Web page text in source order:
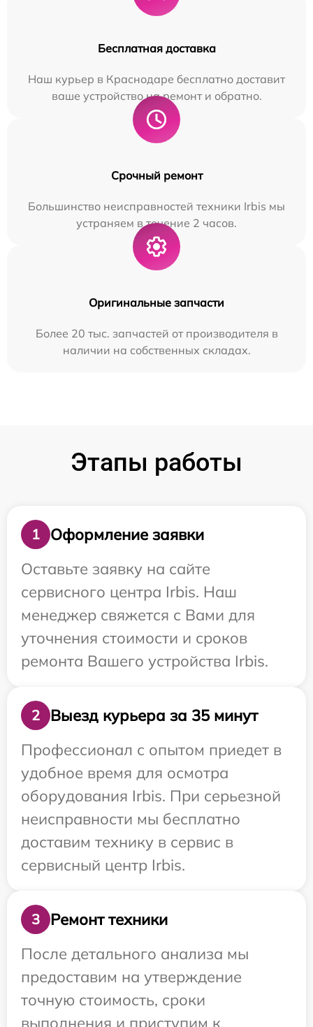
Бесплатная доставка
Наш курьер в Краснодаре бесплатно доставит
ваше устройство на ремонт и обратно.
Срочный ремонт
Большинство неисправностей техники Irbis мы
устраняем в течение 2 часов.
Оригинальные запчасти
Более 20 тыс. запчастей от производителя в
наличии на собственных складах.
Этапы работы
1
Оформление заявки
Оставьте заявку на сайте
сервисного центра Irbis. Наш
менеджер свяжется с Вами для
уточнения стоимости и сроков
ремонта Вашего устройства Irbis.
2
Выезд курьера за 35 минут
Профессионал с опытом приедет в
удобное время для осмотра
оборудования Irbis. При серьезной
неисправности мы бесплатно
доставим технику в сервис в
сервисный центр Irbis.
3
Ремонт техники
После детального анализа мы
предоставим на утверждение
точную стоимость, сроки
выполнения и приступим к